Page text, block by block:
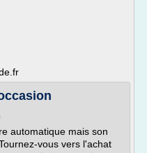
automatique mais son
vous vers l'achat